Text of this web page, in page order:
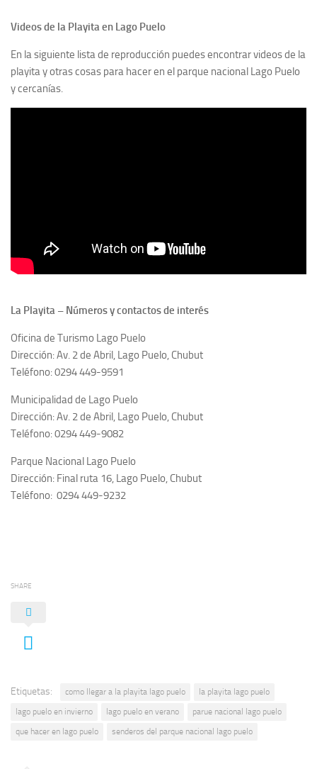
Videos de la Playita en Lago Puelo
En la siguiente lista de reproducción puedes encontrar videos de la
playita y otras cosas para hacer en el parque nacional Lago Puelo
y cercanías.
La Playita – Números y contactos de interés
Oficina de Turismo Lago Puelo
Dirección: Av. 2 de Abril, Lago Puelo, Chubut
Teléfono: 0294 449-9591
Municipalidad de Lago Puelo
Dirección: Av. 2 de Abril, Lago Puelo, Chubut
Teléfono:0294 449-9082
Parque Nacional Lago Puelo
Dirección: Final ruta 16, Lago Puelo, Chubut
Teléfono: 0294 449-9232
SHARE
Etiquetas: como llegar a la playita lago puelo
la playita lago puelo
lago puelo en invierno
lago puelo en verano
parue nacional lago puelo
que hacer en lago puelo
senderos del parque nacional lago puelo